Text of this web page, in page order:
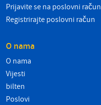
Prijavite se na poslovni račun
Registrirajte poslovni račun
O nama
O nama
Vijesti
bilten
Poslovi